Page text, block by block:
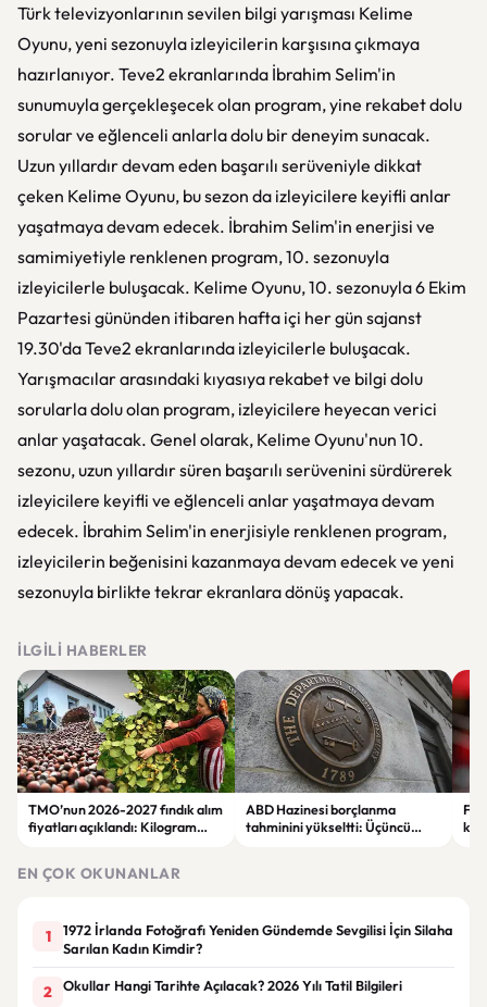
Türk televizyonlarının sevilen bilgi yarışması Kelime
Oyunu, yeni sezonuyla izleyicilerin karşısına çıkmaya
hazırlanıyor. Teve2 ekranlarında İbrahim Selim'in
sunumuyla gerçekleşecek olan program, yine rekabet dolu
sorular ve eğlenceli anlarla dolu bir deneyim sunacak.
Uzun yıllardır devam eden başarılı serüveniyle dikkat
çeken Kelime Oyunu, bu sezon da izleyicilere keyifli anlar
yaşatmaya devam edecek. İbrahim Selim'in enerjisi ve
samimiyetiyle renklenen program, 10. sezonuyla
izleyicilerle buluşacak. Kelime Oyunu, 10. sezonuyla 6 Ekim
Pazartesi gününden itibaren hafta içi her gün sajanst
19.30'da Teve2 ekranlarında izleyicilerle buluşacak.
Yarışmacılar arasındaki kıyasıya rekabet ve bilgi dolu
sorularla dolu olan program, izleyicilere heyecan verici
anlar yaşatacak. Genel olarak, Kelime Oyunu'nun 10.
sezonu, uzun yıllardır süren başarılı serüvenini sürdürerek
izleyicilere keyifli ve eğlenceli anlar yaşatmaya devam
edecek. İbrahim Selim'in enerjisiyle renklenen program,
izleyicilerin beğenisini kazanmaya devam edecek ve yeni
sezonuyla birlikte tekrar ekranlara dönüş yapacak.
İLGILI HABERLER
TMO’nun 2026-2027 fındık alım
fiyatları açıklandı: Kilogram
ABD Hazinesi borçlanma
tahminini yükseltti: Üçüncü
EN ÇOK OKUNANLAR
1
1972 İrlanda Fotoğrafı Yeniden Gündemde Sevgilisi İçin Silaha
Sarılan Kadın Kimdir?
2 Okullar Hangi Tarihte Açılacak? 2026 Yılı Tatil Bilgileri